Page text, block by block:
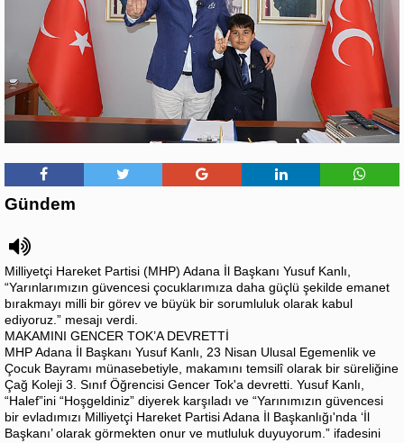
Gündem
Milliyetçi Hareket Partisi (MHP) Adana İl Başkanı Yusuf Kanlı,
“Yarınlarımızın güvencesi çocuklarımıza daha güçlü şekilde emanet
bırakmayı milli bir görev ve büyük bir sorumluluk olarak kabul
ediyoruz.” mesajı verdi.
MAKAMINI GENCER TOK’A DEVRETTİ
MHP Adana İl Başkanı Yusuf Kanlı, 23 Nisan Ulusal Egemenlik ve
Çocuk Bayramı münasebetiyle, makamını temsilî olarak bir süreliğine
Çağ Koleji 3. Sınıf Öğrencisi Gencer Tok'a devretti. Yusuf Kanlı,
“Halef”ini “Hoşgeldiniz” diyerek karşıladı ve “Yarınımızın güvencesi
bir evladımızı Milliyetçi Hareket Partisi Adana İl Başkanlığı'nda ‘İl
Başkanı’ olarak görmekten onur ve mutluluk duyuyorum.” ifadesini